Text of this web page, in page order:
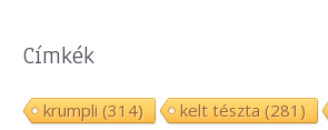
Címkék
krumpli(314) kelt tészta(281)